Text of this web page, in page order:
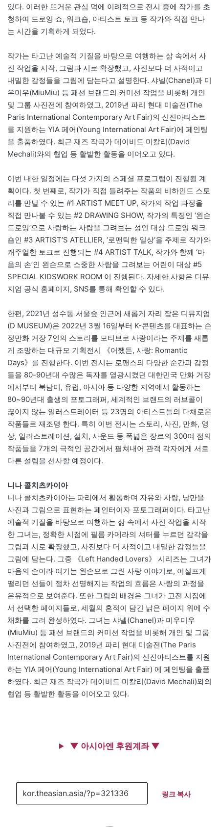
있다. 이러한 뜨거운 관심 덕에 이례적으로 전시 중에 작가를 초
청하여 드로잉 쇼, 워크숍, 아티스트 토크 등 작가와 직접 만나
는 시간을 기획하게 되었다.
작가는 타고난 예술적 기질을 바탕으로 여행하는 삶 속에서 사
진 작업을 시작, 그림과 시로 확장했고, 사진보다 더 사적이고
내밀한 감정들을 그림에 담는다고 설명한다. 샤넬(Chanel)과 미
우미우(MiuMiu) 등 패션 브랜드의 커미션 작업을 비롯해 개인
및 그룹 사진전에 참여하였고, 2019년 파리 현대 미술전(The
Paris International Contemporary Art Fair)의 신진아티스트
를 지원하는 YIA 페어(Young International Art Fair)에 페인팅
을 출품하였다. 최근 재즈 작곡가 데이비드 미칼리(David
Mechali)와의 협업 등 활발한 활동을 이어오고 있다.
이번 내한 일정에는 다섯 가지의 스페셜 프로그램이 진행될 계
획이다. 첫 번째로, 작가가 직접 들려주는 작품의 비하인드 스토
리를 만날 수 있는 #1 ARTIST MEET UP, 작가의 작업 과정을
직접 만나볼 수 있는 #2 DRAWING SHOW, 작가의 특징인 ‘왼손
드로잉’으로 사랑하는 사람을 그려보는 성인 대상 드로잉 워크
숍인 #3 ARTIST’S ATELLIER, ‘로맨틱한 일상’을 주제로 작가와
캐주얼한 토크로 진행되는 #4 ARTIST TALK, 작가와 함께 ‘마
음의 손’인 왼손으로 소중한 사람을 그려보는 어린이 대상 #5
SPECIAL KIDSWORK ROOM 이 진행된다. 자세한 사항은 디뮤
지엄 공식 홈페이지, SNS를 통해 확인할 수 있다.
한편, 2021년 성수동 서울숲 인근에 새롭게 자리 잡은 디뮤지엄
(D MUSEUM)은 2022년 3월 16일부터 K-콘텐츠를 대표하는 순
정만화 거장 7인의 스토리를 모티브로 사랑이라는 주제를 새롭
게 조망하는 대규모 기획전시 《어쨌든, 사랑: Romantic
Days》를 진행한다. 이번 전시는 로맨스의 다양한 순간과 감정
들을 80-90년대 수많은 독자를 열광시켰던 대한민국 만화 거장
에서부터 북남미, 유럽, 아시아 등 다양한 지역에서 활동하는
80~90년대 출생의 포토그래퍼, 세계적인 브랜드의 러브콜이
끊이지 않는 일러스트레이터 등 23명의 아티스트들의 다채로운
작품들로 재조명 한다. 특히 이번 전시는 스토리, 사진, 만화, 영
상, 일러스트레이션, 설치, 사운드 등 폭넓은 장르의 300여 점의
작품들을 7개의 극적인 공간에서 펼쳐내어 관객 각자에게 서로
다른 설렘을 선사할 예정이다.
니나 콜치츠카이아
니나 콜치츠카이아는 파리에서 활동하며 자유와 사랑, 낭만을
사진과 그림으로 표현하는 페인터이자 포토그래퍼이다. 타고난
예술적 기질을 바탕으로 여행하는 삶 속에서 사진 작업을 시작
한 그녀는, 정확한 시점에 필름 카메라의 셔터를 누르던 감각을
그림과 시로 확장했고, 사진보다 더 사적이고 내밀한 감정들을
그림에 담는다. 그중 《Left Handed Lovers》 시리즈는 그녀가
마음의 손이라 여기는 왼손으로 그린 사랑 이야기로, 어설프게
떨리던 선들이 점차 선명해지는 작업의 흐름은 사랑의 과정을
은유적으로 보여준다. 또한 그림의 배경은 그녀가 고전 시집에
서 선택한 페이지들로, 세월의 흔적이 담긴 낡은 페이지 위에 수
채화를 그려 완성하였다. 그녀는 샤넬(Chanel)과 미우미우
(MiuMiu) 등 패션 브랜드의 커미션 작업을 비롯해 개인 및 그룹
사진전에 참여하였고, 2019년 파리 현대 미술전(The Paris
International Contemporary Art Fair)의 신진아티스트를 지원
하는 YIA 페어(Young International Art Fair) 에 페인팅을 출품
하였다. 최근 재즈 작곡가 데이비드 미칼리(David Mechali)와의
협업 등 활발한 활동을 이어오고 있다.
▼ 아시아엔 후원계좌 ▼
링크 복사